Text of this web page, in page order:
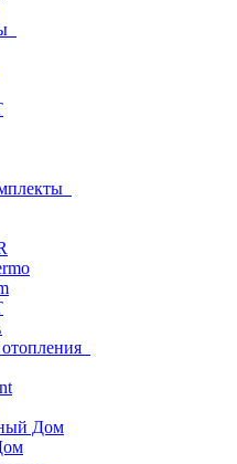
Дом